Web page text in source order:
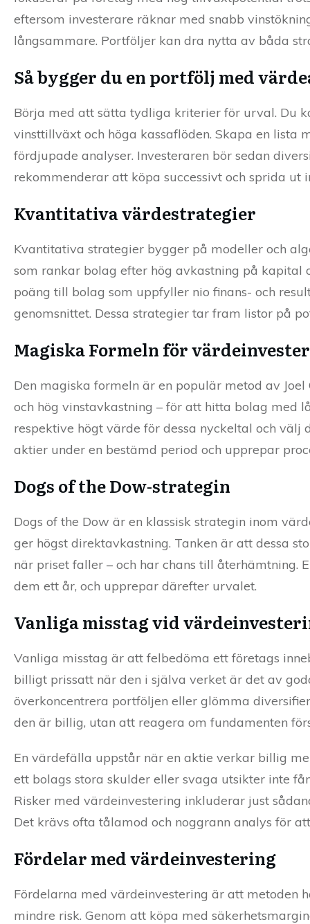
eftersom investerare räknar med snabb
långsammare. Portföljer kan dra nytta av båda
Så bygger du en portfölj med
Börja med att sätta tydliga kriterier för urval. Du
vinsttillväxt och höga kassaflöden. Skapa en lista
fördjupade analyser. Investeraren bör sedan
rekommenderar att köpa successivt och sprida
Kvantitativa värdestrategier
Kvantitativa strategier bygger på modeller och
som rankar bolag efter hög avkastning på kapital
poäng till bolag som uppfyller nio finans- och
genomsnittet. Dessa strategier tar fram listor på
Magiska Formeln för
Den magiska formeln är en populär metod av
och hög vinstavkastning – för att hitta bolag med
respektive högt värde för dessa nyckeltal och välj
aktier under en bestämd period och upprepar
Dogs of the Dow-strategin
Dogs of the Dow är en klassisk strategin inom
ger högst direktavkastning. Tanken är att dessa
när priset faller – och har chans till återhämtning.
dem ett år, och upprepar därefter urvalet.
Vanliga misstag vid
Vanliga misstag är att felbedöma ett företags
billigt prissatt när den i själva verket är det av
överkoncentrera portföljen eller glömma
den är billig, utan att reagera om fundamenten
En värdefälla uppstår när en aktie verkar billig
ett bolags stora skulder eller svaga utsikter inte
Risker med värdeinvestering inkluderar just
Det krävs ofta tålamod och noggrann analys för
Fördelar med värdeinvestering
Fördelarna med värdeinvestering är att metoden
mindre risk. Genom att köpa med